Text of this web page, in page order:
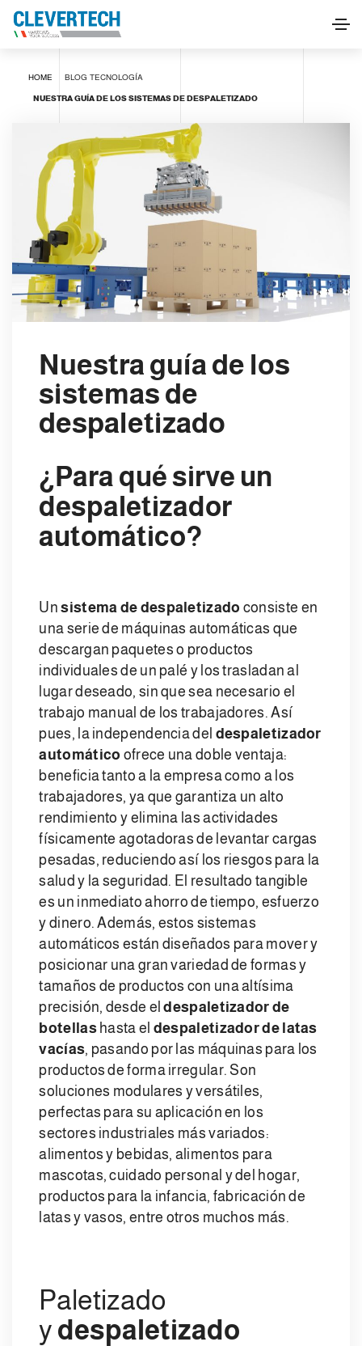
HOME BLOG TECNOLOGÍA
NUESTRA GUÍA DE LOS SISTEMAS DE DESPALETIZADO
Nuestra guía de los
sistemas de
despaletizado
¿Para qué sirve un
despaletizador
automático?
Unsistema de despaletizado consiste en
una serie de máquinas automáticas que
descargan paquetes o productos
individuales de un palé y los trasladan al
lugar deseado, sin que sea necesario el
trabajo manual de los trabajadores. Así
pues, la independencia del despaletizador
automático ofrece una doble ventaja:
beneficia tanto a la empresa como a los
trabajadores, ya que garantiza un alto
rendimiento y elimina las actividades
físicamente agotadoras de levantar cargas
pesadas, reduciendo así los riesgos para la
salud y la seguridad. El resultado tangible
es un inmediato ahorro de tiempo, esfuerzo
y dinero. Además, estos sistemas
automáticos están diseñados para mover y
posicionar una gran variedad de formas y
tamaños de productos con una altísima
precisión, desde eldespaletizador de
botellashasta el despaletizador de latas
vacías, pasando por las máquinas para los
productos de forma irregular. Son
soluciones modulares y versátiles,
perfectas para su aplicación en los
sectores industriales más variados:
alimentos y bebidas, alimentos para
mascotas, cuidado personal y del hogar,
productos para la infancia, fabricación de
latas y vasos, entre otros muchos más.
Paletizado
y despaletizado